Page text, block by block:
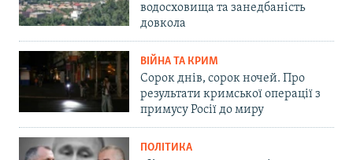
водосховища та занедбаність
довкола
ВІЙНА ТА КРИМ
Сорок днів, сорок ночей. Про
результати кримської операції з
примусу Росії до миру
ПОЛІТИКА